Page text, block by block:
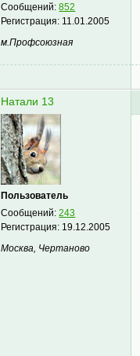
Сообщений:852
Регистрация: 11.01.2005
м.Профсоюзная
Натали 13
Пользователь
Сообщений:243
Регистрация: 19.12.2005
Москва, Чертаново